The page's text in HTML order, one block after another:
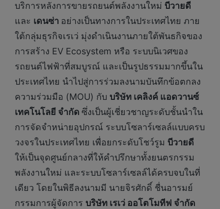
บริการหลังการขายรถยนต์พลังงานใหม่ บีวายดี
และ เดนซ่า อย่างเป็นทางการในประเทศไทย ภาย
ใต้กลุ่มธุรกิจเรเว่ มุ่งดำเนินงานภายใต้พันธกิจของ
การสร้าง EV Ecosystem หรือ ระบบนิเวศของ
รถยนต์ไฟฟ้าที่สมบูรณ์ และเป็นรูปธรรมมากขึ้นใน
ประเทศไทย นำไปสู่การร่วมลงนามบันทึกข้อตกลง
ความร่วมมือ (MOU) กับ บริษัท เคลิงค์ แอดวานซ์
เทคโนโลยี จำกัด ซึ่งเป็นผู้เชี่ยวชาญระดับชั้นนำใน
การจัดจำหน่ายอุปกรณ์ ระบบโซลาร์เซลล์แบบครบ
วงจรในประเทศไทย เพื่อยกระดับโชว์รูม บีวายดี
ให้เป็นจุดศูนย์กลางที่ให้คำปรึกษาทั้งยนตรกรรม
พลังงานใหม่ และระบบโซลาร์เซลล์ได้ครบจบในที่
เดียว โดยในพิธีลงนามมี นายจิรศักดิ์ ชื่นอารมย์
กรรมการผู้จัดการ บริษัท เรเว่ ออโตโมทีฟ จำกัด